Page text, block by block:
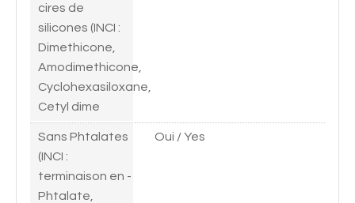
cires de
silicones (INCI :
Dimethicone,
Amodimethicone,
Cyclohexasiloxane,
Cetyl dime
Sans Phtalates
(INCI :
terminaison en -
Phtalate,
Oui / Yes